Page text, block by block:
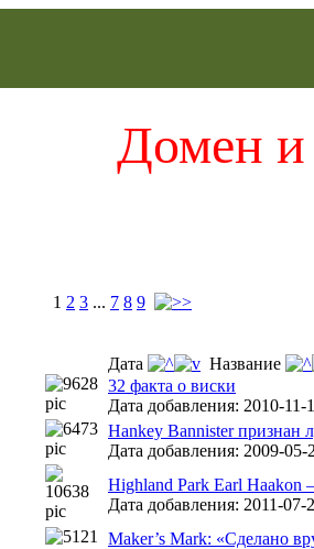
Домен и
1 2 3 ... 7 8 9
Дата
Название
32 факта о виски
Дата добавления: 2010-
Hankey Bannister
Дата добавления: 2009-
Highland Park Earl Haakon
Дата добавления: 2011-
Maker’s Mark: «Сделано